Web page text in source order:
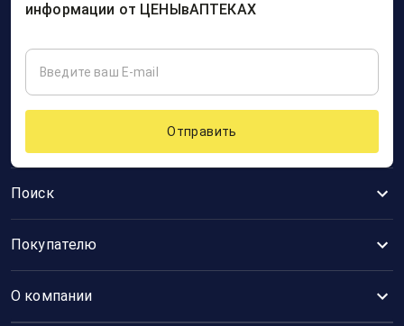
Поиск
Покупателю
О компании
информации от ЦЕНЫвАПТЕКАХ
Отправить